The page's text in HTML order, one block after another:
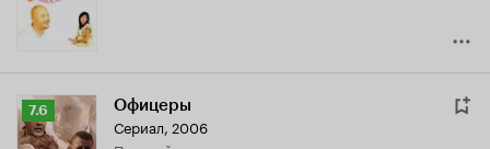
Рейтинг
Кинопоиска
7.6 Офицеры
Сериал, 2006